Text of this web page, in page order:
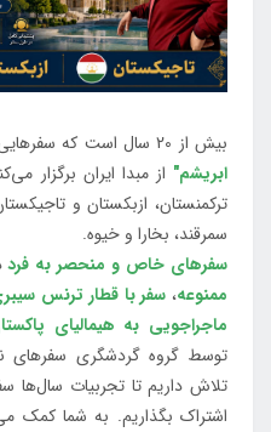
بیش از 20 سال است که سفرهایی با عنوان
ابریشم" از مبدا ایران برگزار
ترکمنستان، ازبکستان و
سمرقند، بخارا و خیوه.
سفرهای خاص و منحصر به فرد
ممنوعه، سفر با قطار ترنس
ماجراجویی به هیمالیای
توسط گروه گردشگری سفرهای
تلاش داریم تا تجربیات سال‌ها
اشتراک بگذاریم. به شما کمک